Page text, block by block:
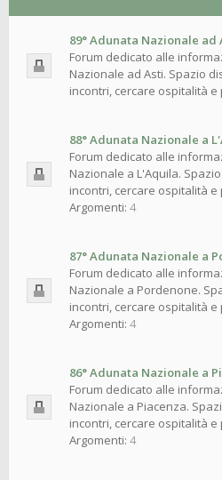
89° Adunata Nazionale ad
Forum dedicato alle
Nazionale ad Asti. Spazio
incontri, cercare ospitalità
88° Adunata Nazionale a
Forum dedicato alle
Nazionale a L'Aquila.
incontri, cercare ospitalità
Argomenti: 4
87° Adunata Nazionale a
Forum dedicato alle
Nazionale a Pordenone.
incontri, cercare ospitalità
Argomenti: 4
86° Adunata Nazionale a
Forum dedicato alle
Nazionale a Piacenza.
incontri, cercare ospitalità
Argomenti: 4